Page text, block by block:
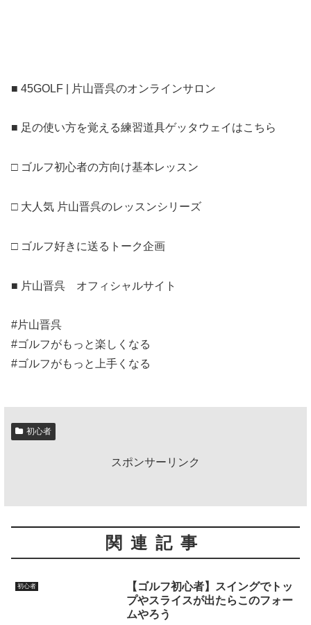
■ 45GOLF | 片山晋呉のオンラインサロン
■ 足の使い方を覚える練習道具ゲッタウェイはこちら
□ ゴルフ初心者の方向け基本レッスン
□ 大人気 片山晋呉のレッスンシリーズ
□ ゴルフ好きに送るトーク企画
■ 片山晋呉 オフィシャルサイト
#片山晋呉
#ゴルフがもっと楽しくなる
#ゴルフがもっと上手くなる
初心者
スポンサーリンク
関連記事
初心者
【ゴルフ初心者】スイングでトッ
プやスライスが出たらこのフォー
ムやろう